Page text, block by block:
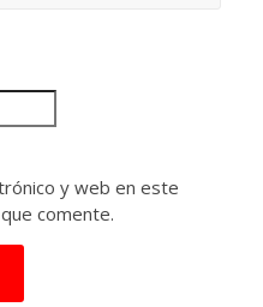
y web en este
comente.